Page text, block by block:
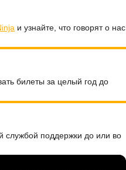
и узнайте, что говорят о нас
билеты за целый год до
поддержки до или во